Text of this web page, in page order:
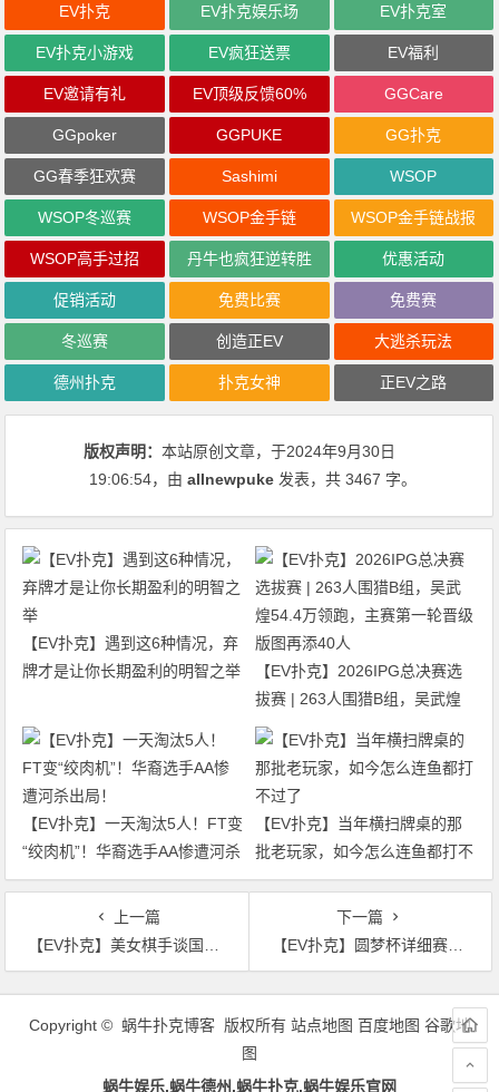
EV扑克 EV扑克娱乐场 EV扑克室
EV扑克小游戏 EV疯狂送票 EV福利
EV邀请有礼 EV顶级反馈60% GGCare
GGpoker GGPUKE GG扑克
GG春季狂欢赛 Sashimi WSOP
WSOP冬巡赛 WSOP金手链 WSOP金手链战报
WSOP高手过招 丹牛也疯狂逆转胜 优惠活动
促销活动 免费比赛 免费赛
冬巡赛 创造正EV 大逃杀玩法
德州扑克 扑克女神 正EV之路
版权声明：本站原创文章，于2024年9月30日
19:06:54，由allnewpuke 发表，共 3467 字。
【EV扑克】遇到这6种情况，弃
牌才是让你长期盈利的明智之举
【EV扑克】2026IPG总决赛选
拔赛 | 263人围猎B组，吴武煌
54.4万领跑，主赛第一轮晋级版
【EV扑克】一天淘汰5人！FT变
“绞肉机”！华裔选手AA惨遭河杀
出局！
【EV扑克】当年横扫牌桌的那
批老玩家，如今怎么连鱼都打不
过了
上一篇
【EV扑克】美女棋手谈国际象棋和扑克的相同点：两者玩的都是人，不是棋（牌）
下一篇
【EV扑克】圆梦杯详细赛程赛制更新，“十全十美”美人鱼战队出征！
文
Copyright © 蜗牛扑克博客 版权所有 站点地图 百度地图 谷歌地
图
蜗牛娱乐,蜗牛德州,蜗牛扑克,蜗牛娱乐官网